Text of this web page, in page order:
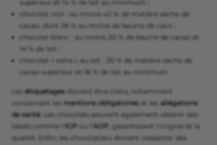
supérieur et 14 % de lait au minimum ;
chocolat noir : au moins 43 % de matière sèche de
cacao, dont 26 % au moins de beurre de caco ;
chocolat blanc : au moins 20 % de beurre de cacao et
14 % de lait ;
chocolat « extra » au lait : 30 % de matière sèche de
cacao supérieur et 18 % de lait au minimum.
Les étiquetages doivent être clairs, notamment
concernant les mentions obligatoires et les allégations
de santé. Les chocolats peuvent également obtenir des
labels comme l’
IGP ou l’ AOP , garantissant l'origine et la
qualité. Enfin, les chocolatiers doivent respecter des